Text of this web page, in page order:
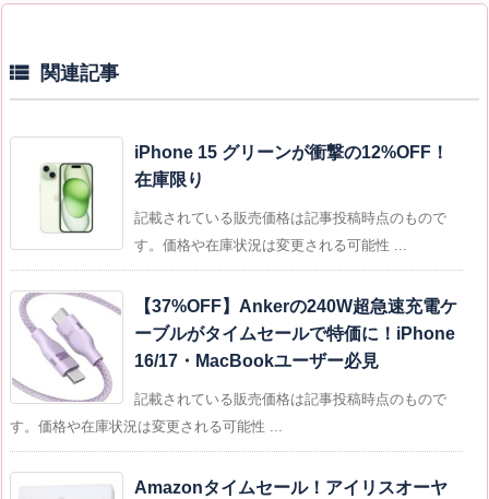
 関連記事
iPhone 15 グリーンが衝撃の12%OFF！
在庫限り
記載されている販売価格は記事投稿時点のもので
す。価格や在庫状況は変更される可能性 ...
【37%OFF】Ankerの240W超急速充電ケ
ーブルがタイムセールで特価に！iPhone
16/17・MacBookユーザー必見
記載されている販売価格は記事投稿時点のもので
す。価格や在庫状況は変更される可能性 ...
Amazonタイムセール！アイリスオーヤ